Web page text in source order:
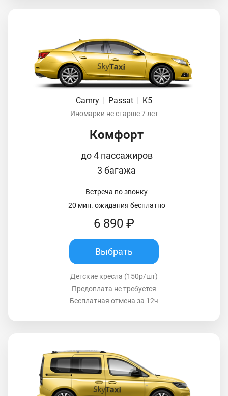
Camry Passat K5
Иномарки не старше 7 лет
Комфорт
до 4 пассажиров
3 багажа
Встреча по звонку
20 мин. ожидания бесплатно
6 890 ₽
Выбрать
Детские кресла (150р/шт)
Предоплата не требуется
Бесплатная отмена за 12ч